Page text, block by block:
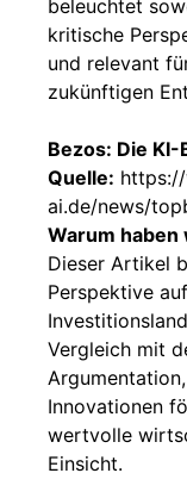
beleuchtet
kritische
und relevant
zukünftigen
Bezos: Die
Quelle:
ai.de/news/
Warum
Dieser Artikel
Perspektive
Vergleich mit
Innovationen
wertvolle
Einsicht.